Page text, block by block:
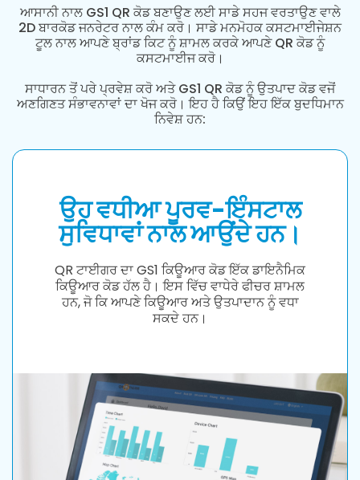
ਆਸਾਨੀ ਨਾਲ GS1 QR ਕੋਡ ਬਣਾਉਣ ਲਈ ਸਾਡੇ ਸਹਜ ਵਰਤਾਉਣ ਵਾਲੇ
2D ਬਾਰਕੋਡ ਜਨਰੇਟਰ ਨਾਲ ਕੰਮ ਕਰੋ। ਸਾਡੇ ਮਨਮੋਹਕ ਕਸਟਮਾਈਜੇਸ਼ਨ
ਟੂਲ ਨਾਲ ਆਪਣੇ ਬ੍ਰਾਂਡ ਕਿਟ ਨੂੰ ਸ਼ਾਮਲ ਕਰਕੇ ਆਪਣੇ QR ਕੋਡ ਨੂੰ
ਕਸਟਮਾਈਜ ਕਰੋ।
ਸਾਧਾਰਨ ਤੋਂ ਪਰੇ ਪ੍ਰਵੇਸ਼ ਕਰੋ ਅਤੇ GS1 QR ਕੋਡ ਨੂੰ ਉਤਪਾਦ ਕੋਡ ਵਜੋਂ
ਅਣਗਿਣਤ ਸੰਭਾਵਨਾਵਾਂ ਦਾ ਖੋਜ ਕਰੋ। ਇਹ ਹੈ ਕਿਉਂ ਇਹ ਇੱਕ ਬੁਦਧਿਮਾਨ
ਨਿਵੇਸ਼ ਹਨ:
ਉਹ ਵਧੀਆ ਪੂਰਵ-ਇੰਸਟਾਲ
ਸੁਵਿਧਾਵਾਂ ਨਾਲ ਆਉਂਦੇ ਹਨ।
QR ਟਾਈਗਰ ਦਾ GS1 ਕਿਊਆਰ ਕੋਡ ਇੱਕ ਡਾਇਨੈਮਿਕ
ਕਿਊਆਰ ਕੋਡ ਹੱਲ ਹੈ। ਇਸ ਵਿੱਚ ਵਾਧੇਰੇ ਫੀਚਰ ਸ਼ਾਮਲ
ਹਨ, ਜੋ ਕਿ ਆਪਣੇ ਕਿਊਆਰ ਅਤੇ ਉਤਪਾਦਾਨ ਨੂੰ ਵਧਾ
ਸਕਦੇ ਹਨ।